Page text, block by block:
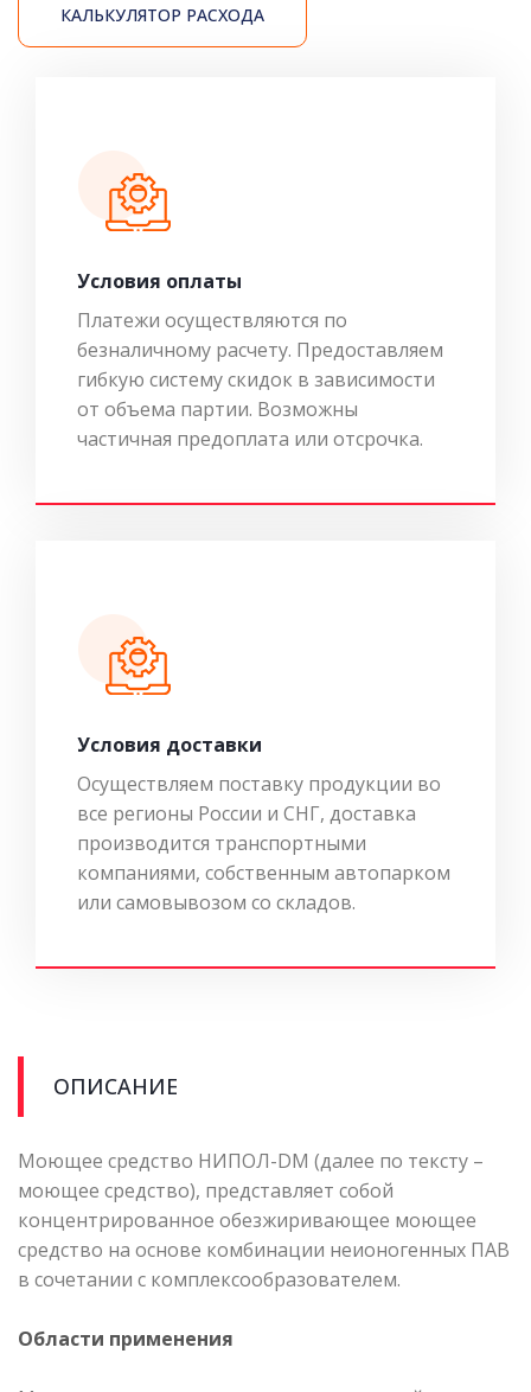
КАЛЬКУЛЯТОР РАСХОДА
Условия оплаты
Платежи осуществляются по
безналичному расчету. Предоставляем
гибкую систему скидок в зависимости
от объема партии. Возможны
частичная предоплата или отсрочка.
Условия доставки
Осуществляем поставку продукции во
все регионы России и СНГ, доставка
производится транспортными
компаниями, собственным автопарком
или самовывозом со складов.
ОПИСАНИЕ
Моющее средство НИПОЛ-DM (далее по тексту –
моющее средство), представляет собой
концентрированное обезжиривающее моющее
средство на основе комбинации неионогенных ПАВ
в сочетании с комплексообразователем.
Области применения